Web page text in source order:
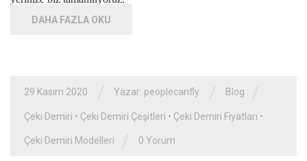
DAHA FAZLA OKU
29 Kasım 2020 Yazar: peoplecanfly Blog
Çeki Demiri • Çeki Demiri Çeşitleri • Çeki Demiri Fiyatları •
Çeki Demiri Modelleri 0 Yorum